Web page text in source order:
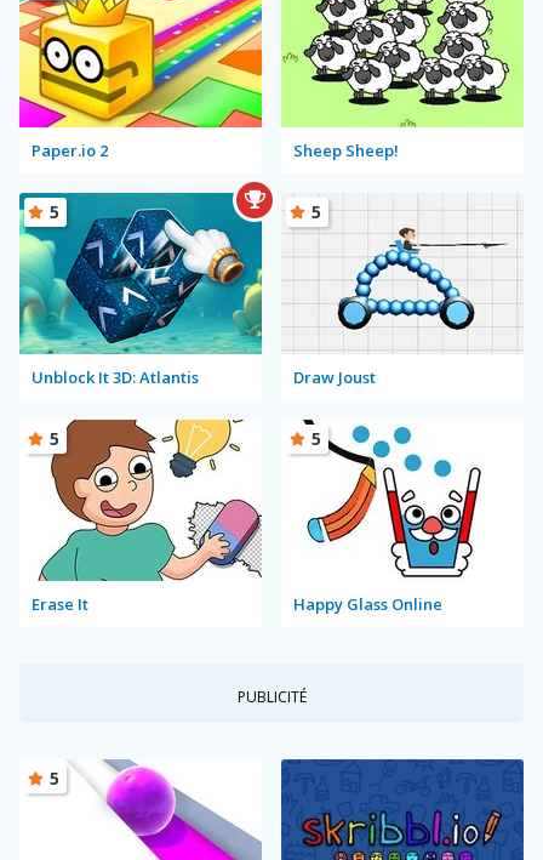
Paper.io 2 Sheep Sheep!
Unblock It 3D: Atlantis
5
Draw Joust
5
Erase It
5
Happy Glass Online
5
PUBLICITÉ
5